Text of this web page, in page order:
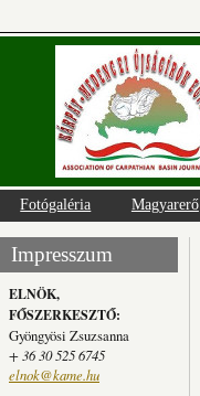
Fotógaléria Magyarerő
Impresszum
ELNÖK,
FŐSZERKESZTŐ:
Gyöngyösi Zsuzsanna
+ 36 30 525 6745
elnok@kame.hu